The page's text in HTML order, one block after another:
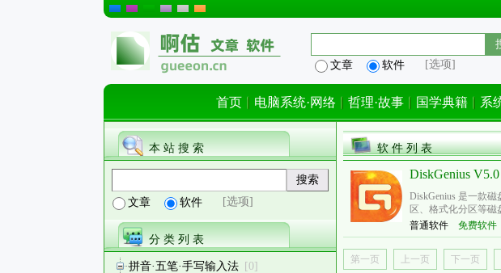
文章 软件 [选项]
首页 电脑系统·网络 哲理·故事 国学典籍 系
本 站 搜 索
文章 软件 [选项]
分 类 列 表
拼音·五笔·手写输入法 [0]
软 件 列 表
DiskGenius
DiskGenius 是一款
区、格式化分区等
普通软件
免费软件
第一页 上一页 下一页